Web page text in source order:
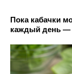
Пока кабачки
каждый день —